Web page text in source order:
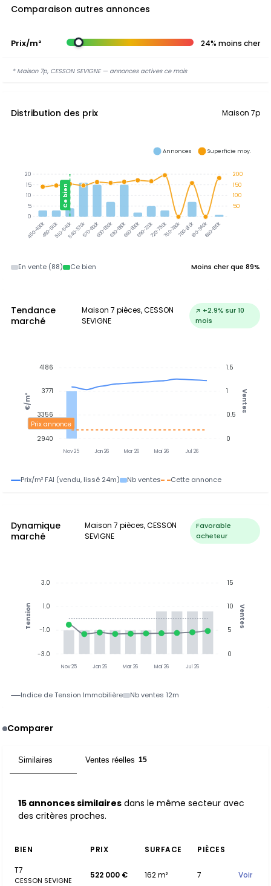
Comparaison autres annonces
Prix/m² 24% moins cher
* Maison 7p, CESSON SEVIGNE — annonces actives ce mois
Distribution des prix Maison 7p
450-480k480-510k510-540k540-570k570-600k600-630k630-660k660-690k690-720k720-750k750-780k780-810k810-840k840-870k
Ce bien
200
150
100
50
20
15
10
5
0
Annonces Superficie moy.
En vente (88) Ce bien Moins cher que 89%
Tendance
marché
Maison 7 pièces, CESSON
SEVIGNE
↗ +2.9% sur 10
mois
Nov 25 Jan 26 Mar 26 Mai 26 Jul 26
Prix annonce
1.5
1
0.5
0
Ventes
4186
3771
3356
2940
€/m²
Prix/m² FAI (vendu, lissé 24m) Nb ventes Cette annonce
Dynamique
marché
Maison 7 pièces, CESSON
SEVIGNE
Favorable
acheteur
Nov 25 Jan 26 Mar 26 Mai 26 Jul 26
15
10
5
0
Ventes
3.0
1.0
-1.0
-3.0
Tension
Indice de Tension Immobilière Nb ventes 12m
Comparer
Similaires Ventes réelles 15
15 annonces similaires dans le même secteur avec
des critères proches.
BIEN PRIX SURFACE
PIÈCES
T7
CESSON SEVIGNE
522 000 € 162 m² 7 Voir